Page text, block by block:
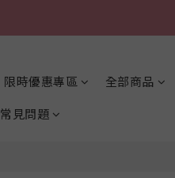
限時優惠專區
全部商品
常見問題